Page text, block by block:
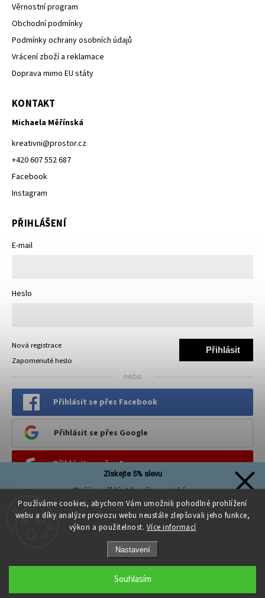
Používáme cookies, abychom Vám umožnili pohodlné prohlížení
webu a díky analýze provozu webu neustále zlepšovali jeho funkce,
výkon a použitelnost. Více informací
Nastavení
Souhlasím
Věrnostní program
Obchodní podmínky
Podmínky ochrany osobních údajů
Vrácení zboží a reklamace
Doprava mimo EU státy
KONTAKT
Michaela Měřínská
kreativni@prostor.cz
+420 607 552 687
Facebook
Instagram
PŘIHLÁŠENÍ
E-mail
Heslo
Přihlásit
Nová registrace
Zapomenuté heslo
nebo
Přihlásit se přes Facebook
Přihlásit se přes Google
Přihlásit se přes Seznam
PINTEREST
Získejte 5% slevu
Stačí se přihlásit k našim novinkám
a sleva na první nákup je Vaše!
Přihlásit se a získat slevu